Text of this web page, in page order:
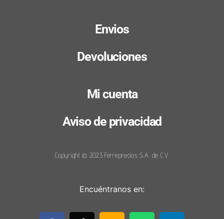
Envios
Devoluciones
Mi cuenta
Aviso de privacidad
Copyright © 2023 Ferreprecios S.A. de C.V.
Encuéntranos en: